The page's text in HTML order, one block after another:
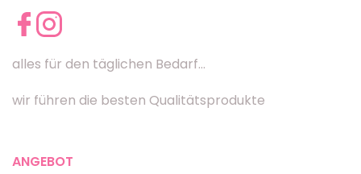
alles für den täglichen Bedarf...
wir führen die besten Qualitätsprodukte
ANGEBOT